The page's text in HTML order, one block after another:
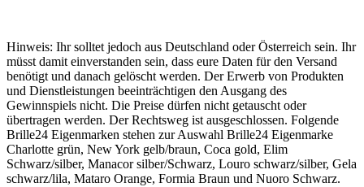
Hinweis: Ihr solltet jedoch aus Deutschland oder Österreich sein. Ihr
müsst damit einverstanden sein, dass eure Daten für den Versand
benötigt und danach gelöscht werden. Der Erwerb von Produkten
und Dienstleistungen beeinträchtigen den Ausgang des
Gewinnspiels nicht. Die Preise dürfen nicht getauscht oder
übertragen werden. Der Rechtsweg ist ausgeschlossen. Folgende
Brille24 Eigenmarken stehen zur Auswahl Brille24 Eigenmarke
Charlotte grün, New York gelb/braun, Coca gold, Elim
Schwarz/silber, Manacor silber/Schwarz, Louro schwarz/silber, Gela
schwarz/lila, Mataro Orange, Formia Braun und Nuoro Schwarz.